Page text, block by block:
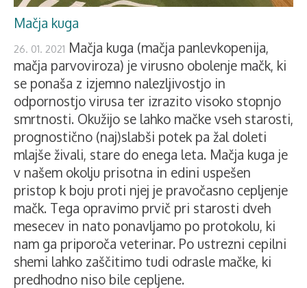
Mačja kuga
26. 01. 2021 Mačja kuga (mačja panlevkopenija,
mačja parvoviroza) je virusno obolenje mačk, ki
se ponaša z izjemno nalezljivostjo in
odpornostjo virusa ter izrazito visoko stopnjo
smrtnosti. Okužijo se lahko mačke vseh starosti,
prognostično (naj)slabši potek pa žal doleti
mlajše živali, stare do enega leta. Mačja kuga je
v našem okolju prisotna in edini uspešen
pristop k boju proti njej je pravočasno cepljenje
mačk. Tega opravimo prvič pri starosti dveh
mesecev in nato ponavljamo po protokolu, ki
nam ga priporoča veterinar. Po ustrezni cepilni
shemi lahko zaščitimo tudi odrasle mačke, ki
predhodno niso bile cepljene.